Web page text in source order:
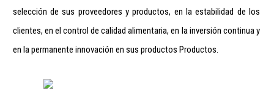
selección de sus proveedores y productos, en la estabilidad de los
clientes, en el control de calidad alimentaria, en la inversión continua y
en la permanente innovación en sus productos Productos.